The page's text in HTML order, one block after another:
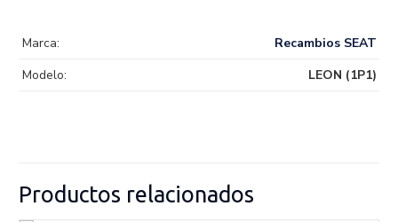
Marca:
Recambios SEAT
Modelo:
LEON (1P1)
Productos relacionados